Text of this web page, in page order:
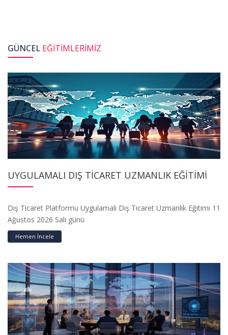
GÜNCEL EĞITIMLERIMIZ
UYGULAMALI DIŞ TİCARET UZMANLIK EĞİTİMİ
Dış Ticaret Platformu Uygulamalı Dış Ticaret Uzmanlık Eğitimi 11
Ağustos 2026 Salı günü
Hemen İncele